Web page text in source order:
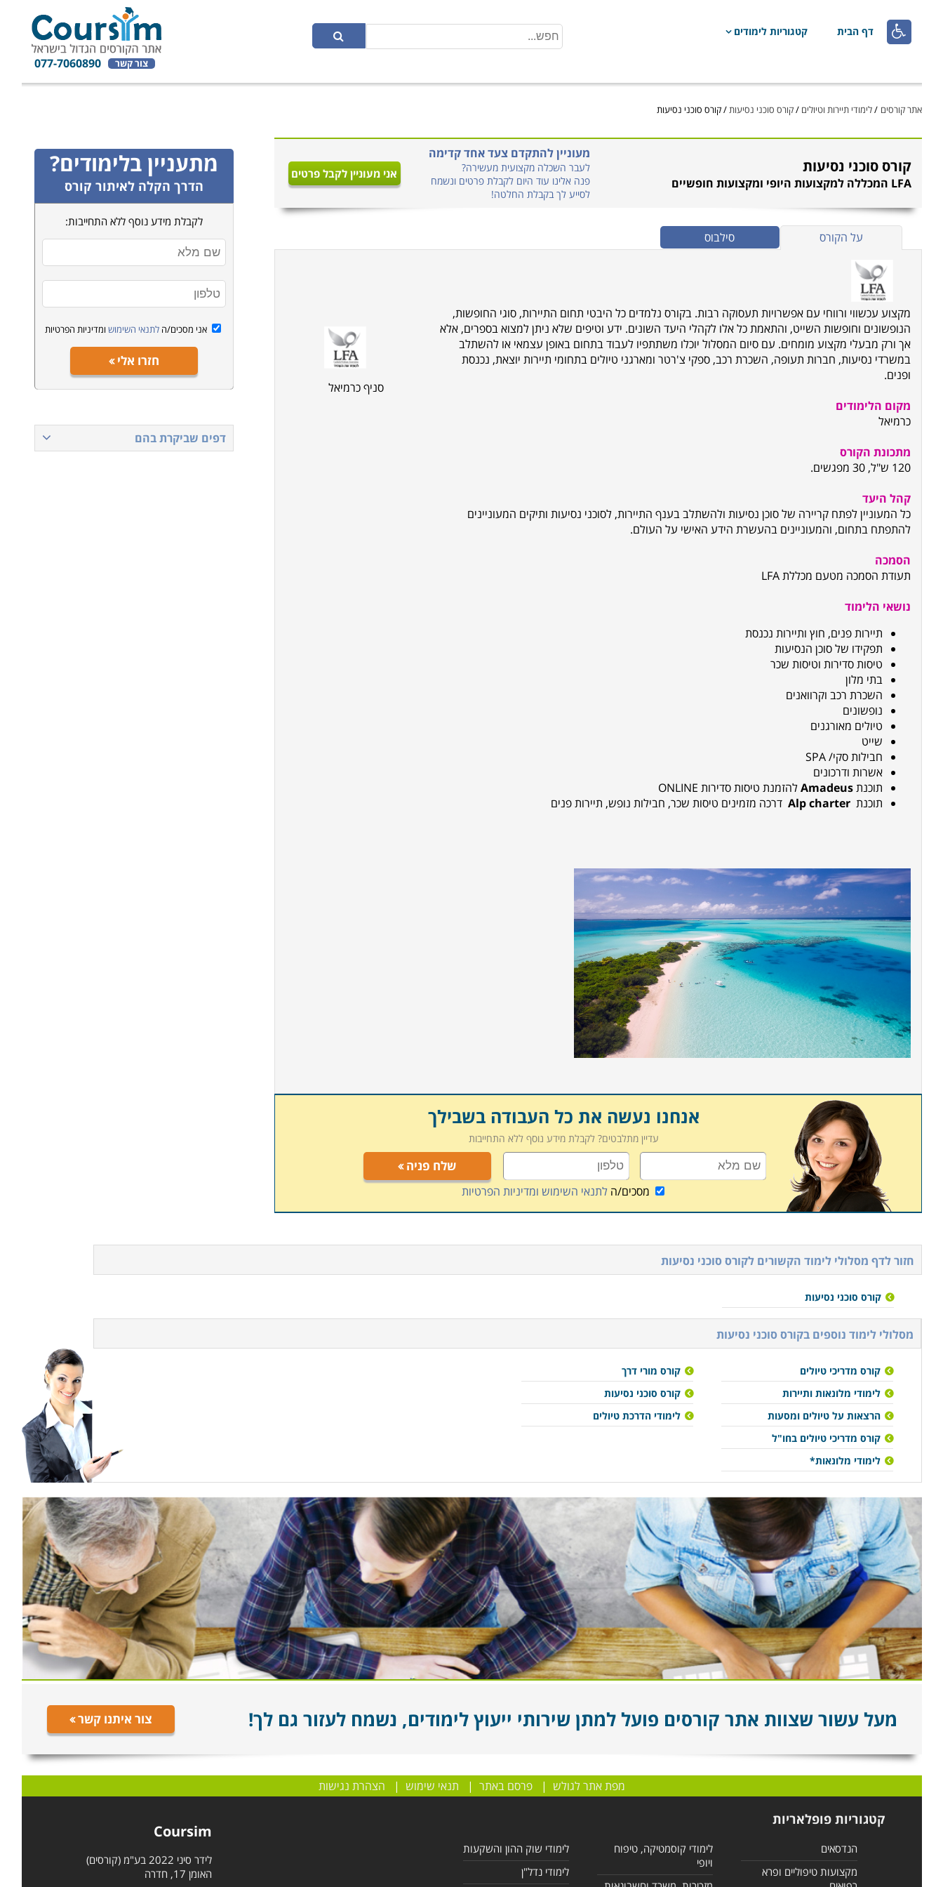
 דף הבית קטגוריות לימודים
צור קשר 077-7060890
אתר קורסים /לימודי תיירות וטיולים /קורס סוכני נסיעות/קורס סוכני נסיעות
קורס סוכני נסיעות
LFA המכללה למקצועות היופי ומקצועות חופשיים
מעוניין להתקדם צעד אחד קדימה
לעבר השכלה מקצועית מעשירה?
פנה אלינו עוד היום לקבלת פרטים ונשמח
לסייע לך בקבלת החלטה!
אני מעוניין לקבל פרטים
על הקורס סילבוס
מקצוע עכשווי ורווחי עם אפשרויות תעסוקה רבות. בקורס נלמדים כל היבטי תחום התיירות, סוגי החופשות,
הנופשונים וחופשות השייט, והתאמת כל אלו לקהלי היעד השונים. ידע וטיפים שלא ניתן למצוא בספרים, אלא
אך ורק מבעלי מקצוע מומחים. עם סיום המסלול יוכלו משתתפיו לעבוד בתחום באופן עצמאי או להשתלב
במשרדי נסיעות, חברות תעופה, השכרת רכב, ספקי צ'רטר ומארגני טיולים בתחומי תיירות יוצאת, נכנסת
ופנים.
מקום הלימודים
כרמיאל
מתכונת הקורס
120 ש"ל, 30 מפגשים.
קהל היעד
כל המעוניין לפתח קריירה של סוכן נסיעות ולהשתלב בענף התיירות, לסוכני נסיעות ותיקים המעוניינים
להתפתח בתחום, והמעוניינים בהעשרת הידע האישי על העולם.
הסמכה
תעודת הסמכה מטעם מכללתLFA
נושאי הלימוד
תיירות פנים, חוץ ותיירות נכנסת
תפקידו של סוכן הנסיעות
טיסות סדירות וטיסות שכר
בתי מלון
השכרת רכב וקרוואנים
נופשונים
טיולים מאורגנים
שייט
חבילות סקי/ SPA
אשרות ודרכונים
תוכנת Amadeus להזמנת טיסות סדירות ONLINE
תוכנת Alp charter דרכה מזמינים טיסות שכר, חבילות נופש, תיירות פנים
סניף כרמיאל
אנחנו נעשה את כל העבודה בשבילך
עדיין מתלבטים? לקבלת מידע נוסף ללא התחייבות
שלח פניה
מסכים/הלתנאי השימוש ומדיניות הפרטיות
מתעניין בלימודים?
הדרך הקלה לאיתור קורס
לקבלת מידע נוסף ללא התחייבות:
אני מסכים/הלתנאי השימוש ומדיניות הפרטיות
חזרו אלי
דפים שביקרת בהם
חזור לדף מסלולי לימוד הקשורים לקורס סוכני נסיעות
קורס סוכני נסיעות
מסלולי לימוד נוספים בקורס סוכני נסיעות
קורס מדריכי טיולים
לימודי מלונאות ותיירות
הרצאות על טיולים ומסעות
קורס מדריכי טיולים בחו"ל
לימודי מלונאות*
קורס מורי דרך
קורס סוכני נסיעות
לימודי הדרכת טיולים
מעל עשור שצוות אתר קורסים פועל למתן שירותי ייעוץ לימודים, נשמח לעזור גם לך! צור איתנו קשר
מפת אתר לגולש |פרסם באתר | תנאי שימוש | הצהרת נגישות
קטגוריות פופלאריות
הנדסאים
מקצועות טיפוליים ופרא
לימודי קוסמטיקה, טיפוח
ויופי
לימודי שוק ההון והשקעות
לימודי נדל"ן
Coursim
לידר סיני 2022 בע"מ (קורסים)
האומן 17, חדרה